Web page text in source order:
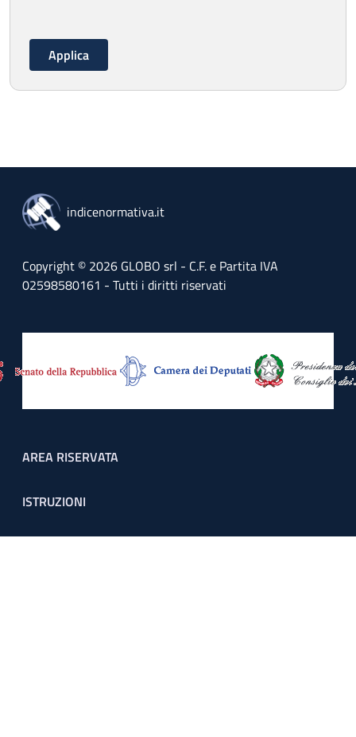
indicenormativa.it
Copyright © 2026 GLOBO srl - C.F. e Partita IVA
02598580161 - Tutti i diritti riservati
Footer menu
AREA RISERVATA
ISTRUZIONI